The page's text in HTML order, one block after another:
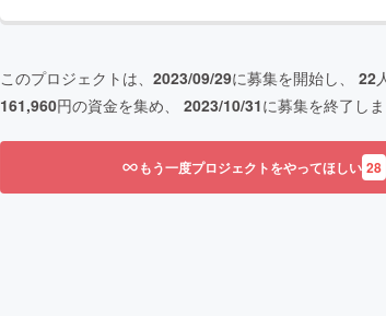
このプロジェクトは、 2023/09/29に募集を開始し、 22
161,960円の資金を集め、 2023/10/31に募集を終了し
もう一度プロジェクトをやってほしい 28